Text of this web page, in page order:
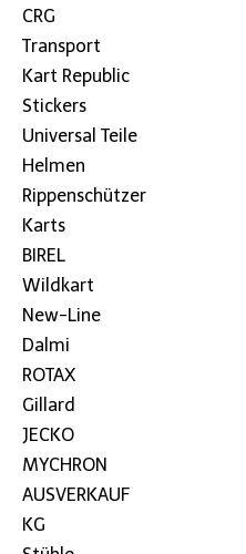
CRG
Transport
Kart Republic
Stickers
Universal Teile
Helmen
Rippenschützer
Karts
BIREL
Wildkart
New-Line
Dalmi
ROTAX
Gillard
JECKO
MYCHRON
AUSVERKAUF
KG